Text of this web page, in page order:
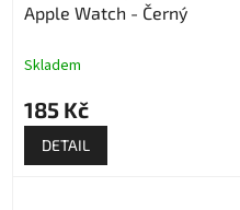
Apple Watch - Černý
Skladem
185 Kč
DETAIL